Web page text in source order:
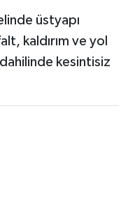
üstyapı
kaldırım ve yol
dahilinde kesintisiz